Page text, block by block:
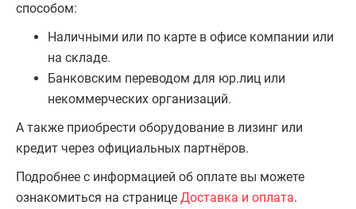
способом:
Наличными или по карте в офисе компании или
на складе.
Банковским переводом для юр.лиц или
некоммерческих организаций.
А также приобрести оборудование в лизинг или
кредит через официальных партнёров.
Подробнее с информацией об оплате вы можете
ознакомиться на странице Доставка и оплата.